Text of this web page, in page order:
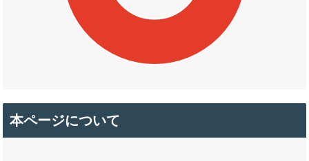
本ページについて